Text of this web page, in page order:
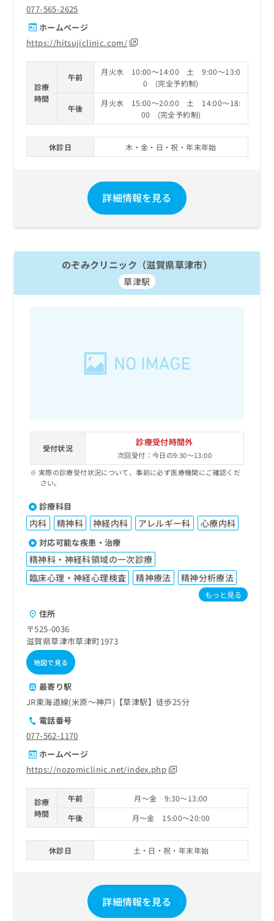
077-565-2625
ホームページ
https://hitsujiclinic.com/
診療
時間
午前
月火水 10:00～14:00 土 9:00～13:0
0 (完全予約制)
午後
月火水 15:00～20:00 土 14:00～18:
00 (完全予約制)
休診日 木・金・日・祝・年末年始
詳細情報を見る
のぞみクリニック（滋賀県草津市）
草津駅
受付状況
診療受付時間外
次回受付：今日の9:30～13:00
実際の診療受付状況について、事前に必ず医療機関にご確認くだ
さい。
診療科目
内科 精神科 神経内科 アレルギー科 心療内科
対応可能な疾患・治療
精神科・神経科領域の一次診療
臨床心理・神経心理検査
精神療法 精神分析療法
もっと見る
住所
〒525-0036
滋賀県草津市草津町1973
地図で見る
最寄り駅
JR東海道線(米原～神戸)【草津駅】徒歩25分
電話番号
077-562-1170
ホームページ
https://nozomiclinic.net/index.php
診療
時間
午前
月～金 9:30～13:00
午後
月～金 15:00～20:00
休診日 土・日・祝・年末年始
詳細情報を見る